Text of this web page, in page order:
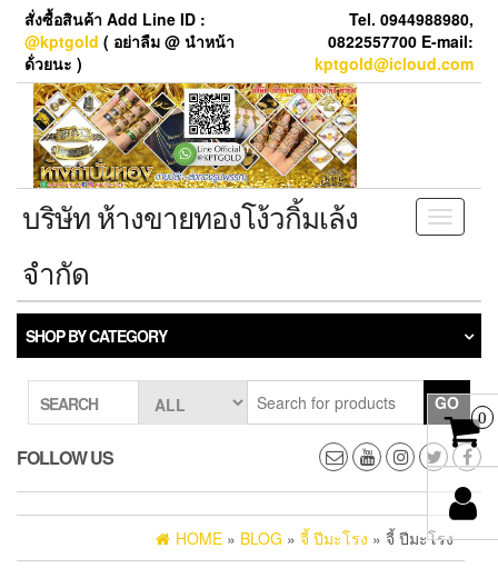
Skip
content
สั่งซื้อสินค้า Add Line ID :
@kptgold ( อย่าลืม @ นำหน้า
ด้่วยนะ )
Tel. 0944988980,
0822557700 E-mail:
kptgold@icloud.com
Toggle
บริษัท ห้างขายทองโง้วกิ้มเล้ง
จำกัด
SHOP BY CATEGORY
SEARCH GO
FOLLOW US
HOME » BLOG » จี้ ปีมะโรง » จี้ ปีมะโรง
0